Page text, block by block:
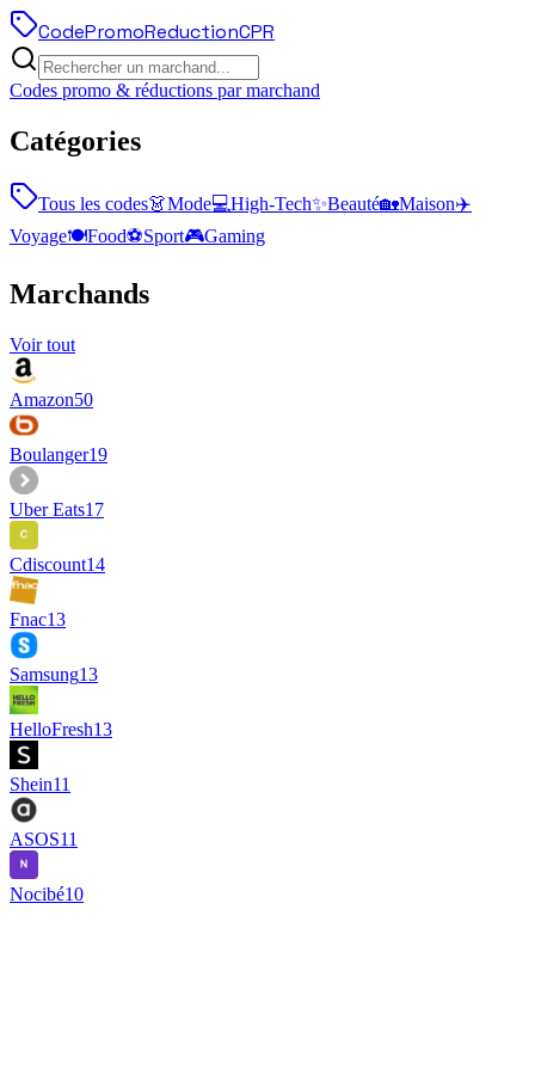
CodePromoReductionCPR
Codes promo & réductions par marchand
Catégories
Tous les codes👗Mode💻High-Tech✨Beauté🏡Maison✈️
Voyage🍽️Food⚽Sport🎮Gaming
Marchands
Voir tout
Amazon50
Boulanger19
Uber Eats17
Cdiscount14
Fnac13
Samsung13
HelloFresh13
Shein11
ASOS11
Nocibé10